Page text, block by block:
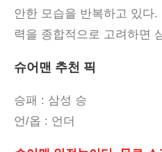
안한 모습을 반복하고 있다.
력을 종합적으로 고려하면
슈어맨 추천 픽
승패 : 삼성 승
언/옵 : 언더